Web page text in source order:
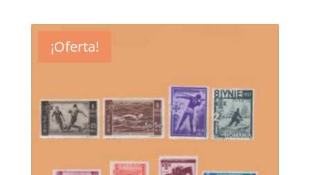
65,00€.29,00€.
¡Oferta!